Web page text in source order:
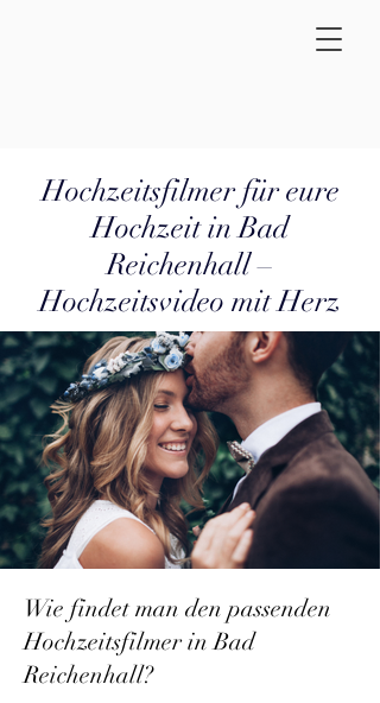
Hochzeitsfilmer für eure
Hochzeit in Bad
Reichenhall –
Hochzeitsvideo mit Herz
Wie findet man den passenden
Hochzeitsfilmer in Bad
Reichenhall?